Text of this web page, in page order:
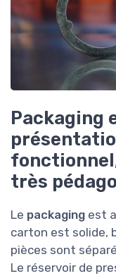
Packaging
très
Le packaging est
carton est solide,
pièces sont
Le réservoir de